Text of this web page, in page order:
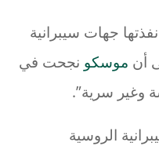
جهات سيبرانية
أن موسكو نجحت في
وغير سرية”.
الروسية